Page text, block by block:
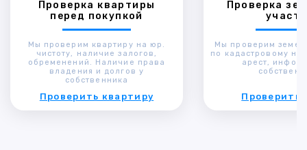
Проверка квартиры
перед покупкой
Мы проверим квартиру на юр.
чистоту, наличие залогов,
обременений. Наличие права
владения и долгов у
собственника
Проверить квартиру
Проверка
Мы проверим
по кадастровому
арест,
Проверить